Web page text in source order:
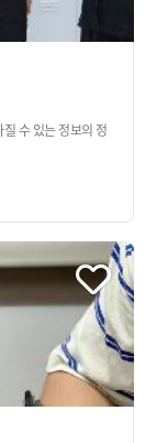
수 있는 정보의 정